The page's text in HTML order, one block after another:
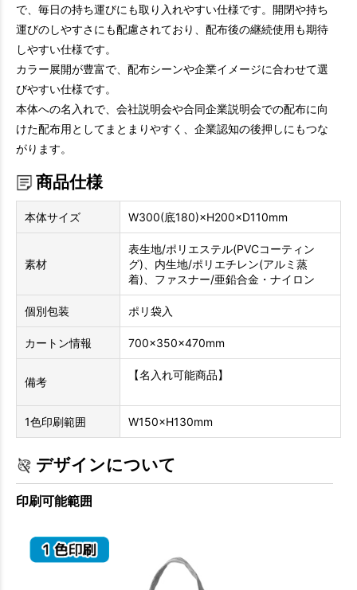
で、毎日の持ち運びにも取り入れやすい仕様です。開閉や持ち
運びのしやすさにも配慮されており、配布後の継続使用も期待
しやすい仕様です。
カラー展開が豊富で、配布シーンや企業イメージに合わせて選
びやすい仕様です。
本体への名入れで、会社説明会や合同企業説明会での配布に向
けた配布用としてまとまりやすく、企業認知の後押しにもつな
がります。
商品仕様
本体サイズ W300(底180)×H200×D110mm
素材
表生地/ポリエステル(PVCコーティン
グ)、内生地/ポリエチレン(アルミ蒸
着)、ファスナー/亜鉛合金・ナイロン
個別包装 ポリ袋入
カートン情報 700×350×470mm
備考
【名入れ可能商品】
1色印刷範囲 W150×H130mm
デザインについて
印刷可能範囲